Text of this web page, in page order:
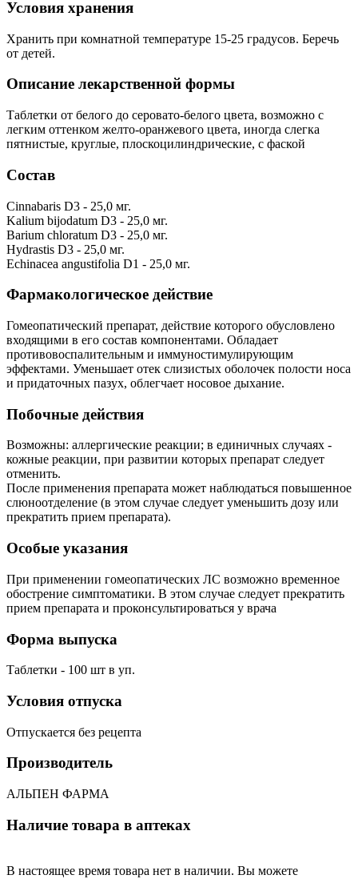
Условия хранения
Хранить при комнатной температуре 15-25 градусов. Беречь
от детей.
Описание лекарственной формы
Таблетки от белого до серовато-белого цвета, возможно с
легким оттенком желто-оранжевого цвета, иногда слегка
пятнистые, круглые, плоскоцилиндрические, с фаской
Состав
Cinnabaris D3 - 25,0 мг.
Kalium bijodatum D3 - 25,0 мг.
Barium chloratum D3 - 25,0 мг.
Hydrastis D3 - 25,0 мг.
Echinacea angustifolia D1 - 25,0 мг.
Фармакологическое действие
Гомеопатический препарат, действие которого обусловлено
входящими в его состав компонентами. Обладает
противовоспалительным и иммуностимулирующим
эффектами. Уменьшает отек слизистых оболочек полости носа
и придаточных пазух, облегчает носовое дыхание.
Побочные действия
Возможны: аллергические реакции; в единичных случаях -
кожные реакции, при развитии которых препарат следует
отменить.
После применения препарата может наблюдаться повышенное
слюноотделение (в этом случае следует уменьшить дозу или
прекратить прием препарата).
Особые указания
При применении гомеопатических ЛС возможно временное
обострение симптоматики. В этом случае следует прекратить
прием препарата и проконсультироваться у врача
Форма выпуска
Таблетки - 100 шт в уп.
Условия отпуска
Отпускается без рецепта
Производитель
АЛЬПЕН ФАРМА
Наличие товара в аптеках
В настоящее время товара нет в наличии. Вы можете